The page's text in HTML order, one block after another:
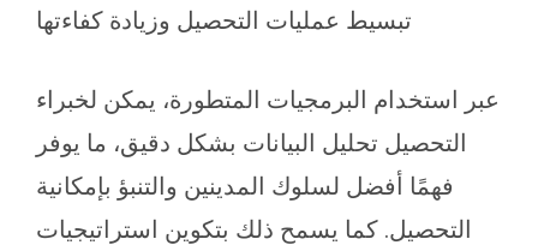
تبسيط عمليات التحصيل وزيادة كفاءتها
عبر استخدام البرمجيات المتطورة، يمكن لخبراء
التحصيل تحليل البيانات بشكل دقيق، ما يوفر
فهمًا أفضل لسلوك المدينين والتنبؤ بإمكانية
التحصيل. كما يسمح ذلك بتكوين استراتيجيات